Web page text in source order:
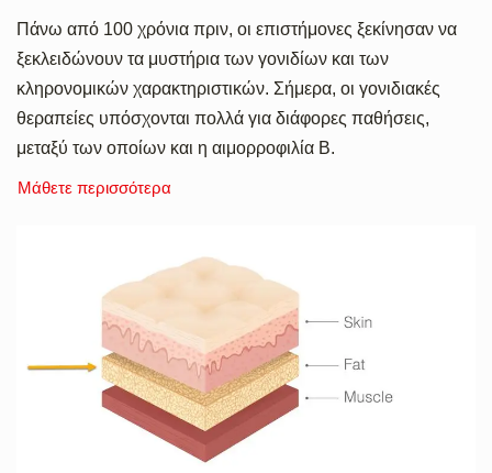
Πάνω από 100 χρόνια πριν, οι επιστήμονες ξεκίνησαν να
ξεκλειδώνουν τα μυστήρια των γονιδίων και των
κληρονομικών χαρακτηριστικών. Σήμερα, οι γονιδιακές
θεραπείες υπόσχονται πολλά για διάφορες παθήσεις,
μεταξύ των οποίων και η αιμορροφιλία Β.
Μάθετε περισσότερα